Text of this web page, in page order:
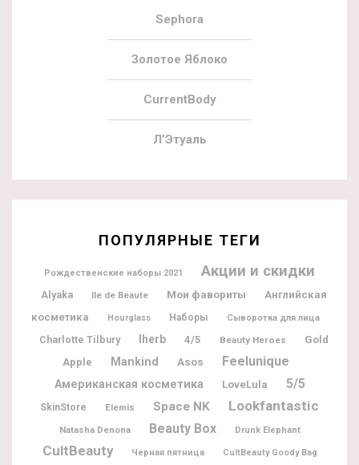
Sephora
Золотое Яблоко
CurrentBody
Л’Этуаль
ПОПУЛЯРНЫЕ ТЕГИ
Рождественские наборы 2021 Акции и скидки
Alyaka Ile de Beaute Мои фавориты
Английская
косметика
Hourglass Наборы Сыворотка для лица
Charlotte Tilbury Iherb 4/5 Beauty Heroes
Gold
Apple
Mankind Asos Feelunique
Американская косметика LoveLula 5/5
SkinStore Elemis Space NK Lookfantastic
Natasha Denona Beauty Box Drunk Elephant
CultBeauty Черная пятница CultBeauty Goody Bag